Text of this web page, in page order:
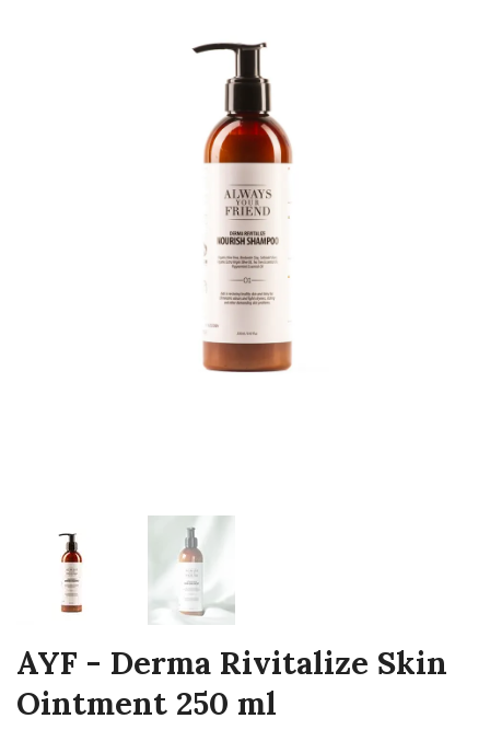
AYF - Derma Rivitalize Skin
Ointment 250 ml